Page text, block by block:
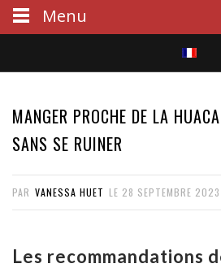
S
c
MANGER PROCHE DE LA
SANS SE RUINER
PAR VANESSA HUET LE 28 SEPTEMBRE 2023
Les recommandations
Menu